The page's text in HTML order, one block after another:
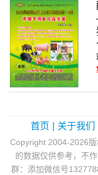
首页 关于我们
Copyright 2004-2026
的数据仅供参考，不
群：添加微信号